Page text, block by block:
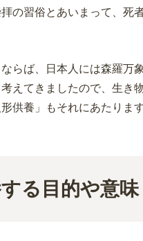
の習俗とあいまって、死
らば、日本人には森羅万
えてきましたので、生き
供養」もそれにあたります
る目的や意味